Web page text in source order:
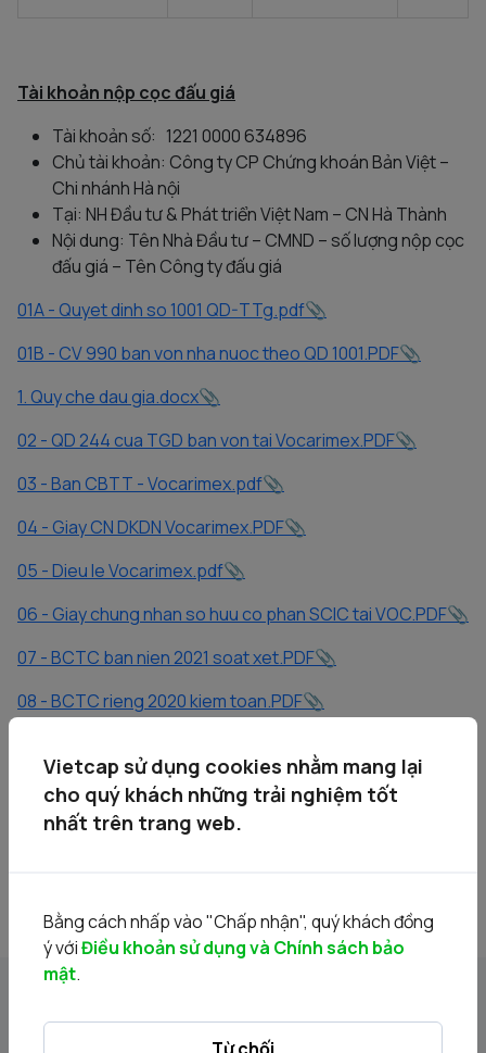
Tài khoản nộp cọc đấu giá
Tài khoản số: 1221 0000 634896
Chủ tài khoản: Công ty CP Chứng khoán Bản Việt –
Chi nhánh Hà nội
Tại: NH Đầu tư & Phát triển Việt Nam – CN Hà Thành
Nội dung: Tên Nhà Đầu tư – CMND – số lượng nộp cọc
đấu giá – Tên Công ty đấu giá
01A - Quyet dinh so 1001 QD-TTg.pdf
01B - CV 990 ban von nha nuoc theo QD 1001.PDF
1. Quy che dau gia.docx
02 - QD 244 cua TGD ban von tai Vocarimex.PDF
03 - Ban CBTT - Vocarimex.pdf
04 - Giay CN DKDN Vocarimex.PDF
05 - Dieu le Vocarimex.pdf
06 - Giay chung nhan so huu co phan SCIC tai VOC.PDF
07 - BCTC ban nien 2021 soat xet.PDF
08 - BCTC rieng 2020 kiem toan.PDF
10 - BCTC rieng 2019 kiem toan.PDF
11 - BCTC hop nhat 2019 kiem toan.PDF
Tin liên quan
Vietcap sử dụng cookies nhằm mang lại
cho quý khách những trải nghiệm tốt
nhất trên trang web.
Bằng cách nhấp vào "Chấp nhận", quý khách đồng
ý vớiĐiều khoản sử dụng và Chính sách bảo
mật.
Từ chối